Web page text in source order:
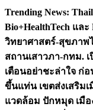
Skip
content
Trending News:
Bio+HealthTech แล
วิทยาศาสตร์-สุขภาพ
สถานเสาวภา-กทม.
เตือนอย่าชะล่าใจ ก่อ
ขึ้นแท่น เขตส่งเสริม
แวดล้อม ปักหมุด เมื